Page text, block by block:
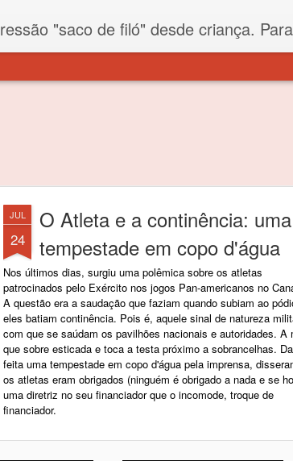
filó é um tecido todo furadinho e permite que um saco feito com ele, mesmo que muito exposto ao ar soprado para dentro, nunca vai se
JUL
24
O Atleta e a continência: uma
tempestade em copo d'água
Nos últimos dias, surgiu uma polêmica sobre os atletas
patrocinados pelo Exército nos jogos Pan-americanos no
A questão era a saudação que faziam quando subiam ao
eles batiam continência. Pois é, aquele sinal de natureza
com que se saúdam os pavilhões nacionais e autoridades. A
que sobre esticada e toca a testa próximo a sobrancelhas.
feita uma tempestade em copo d'água pela imprensa,
os atletas eram obrigados (ninguém é obrigado a nada e se
uma diretriz no seu financiador que o incomode, troque de
financiador.